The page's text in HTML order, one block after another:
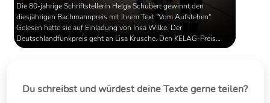
Die 80-jährige Schriftstellerin Helga Schubert gewinnt den
diesjährigen Bachmannpreis mit ihrem Text "Vom Aufstehen".
Gelesen hatte sie auf Einladung von Insa Wilke. Der
Deutschlandfunkpreis geht an Lisa Krusche. Den KELAG-Preis
gewinnt dieses Jahr der Österreicher Egon Christian Leitner, den
Du schreibst und würdest deine Texte gerne teilen?